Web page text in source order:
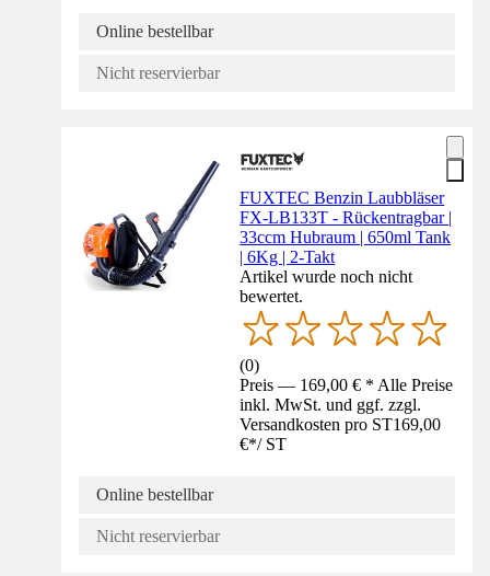
Online bestellbar
Nicht reservierbar
FUXTEC Benzin Laubbläser
FX-LB133T - Rückentragbar |
33ccm Hubraum | 650ml Tank
| 6Kg | 2-Takt
Artikel wurde noch nicht
bewertet.
(0)
Preis — 169,00 € * Alle Preise
inkl. MwSt. und ggf. zzgl.
Versandkosten pro ST169,00
€*/ ST
Online bestellbar
Nicht reservierbar